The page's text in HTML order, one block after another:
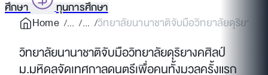
ศึกษา
ทุนการศึกษา
Home
วิทยาลัยนานาชาติจับมือวิทยาลัยดุริยาง
วิทยาลัยนานาชาติจับมือวิทยาลัยดุริยางคศิลป์
ม.มหิดลจัดเทศกาลดนตรีเพื่อคนทั้งมวลครั้งแรก